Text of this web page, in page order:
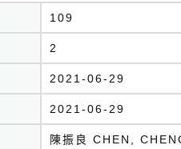
109
2
2021-06-29
2021-06-29
陳振良 CHEN,